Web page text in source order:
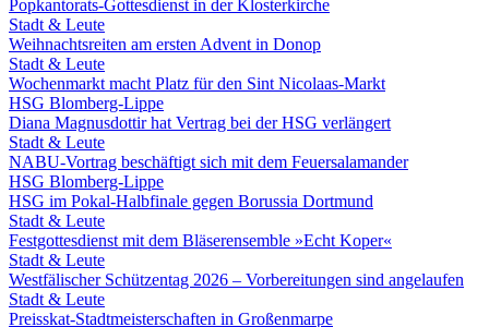
Popkantorats-Gottesdienst in der Klosterkirche
Stadt & Leute
Weihnachtsreiten am ersten Advent in Donop
Stadt & Leute
Wochenmarkt macht Platz für den Sint Nicolaas-Markt
HSG Blomberg-Lippe
Diana Magnusdottir hat Vertrag bei der HSG verlängert
Stadt & Leute
NABU-Vortrag beschäftigt sich mit dem Feuersalamander
HSG Blomberg-Lippe
HSG im Pokal-Halbfinale gegen Borussia Dortmund
Stadt & Leute
Festgottesdienst mit dem Bläserensemble »Echt Koper«
Stadt & Leute
Westfälischer Schützentag 2026 – Vorbereitungen sind angelaufen
Stadt & Leute
Preisskat-Stadtmeisterschaften in Großenmarpe